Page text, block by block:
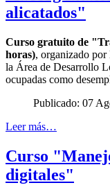
alicatados"
Curso gratuito de
horas), organizado
la Área de Desarrollo
ocupadas como
Publicado: 07
Leer más…
Curso
digitales"